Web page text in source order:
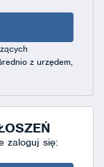
z urzędem,
zaloguj się: